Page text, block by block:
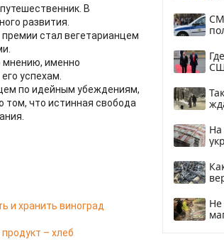
В
развития.
стал вегетарианцем
мнению, именно
успехам.
по идейным убеждениям,
том, что истинная свобода
и хранить виноград
– хлеб
Не